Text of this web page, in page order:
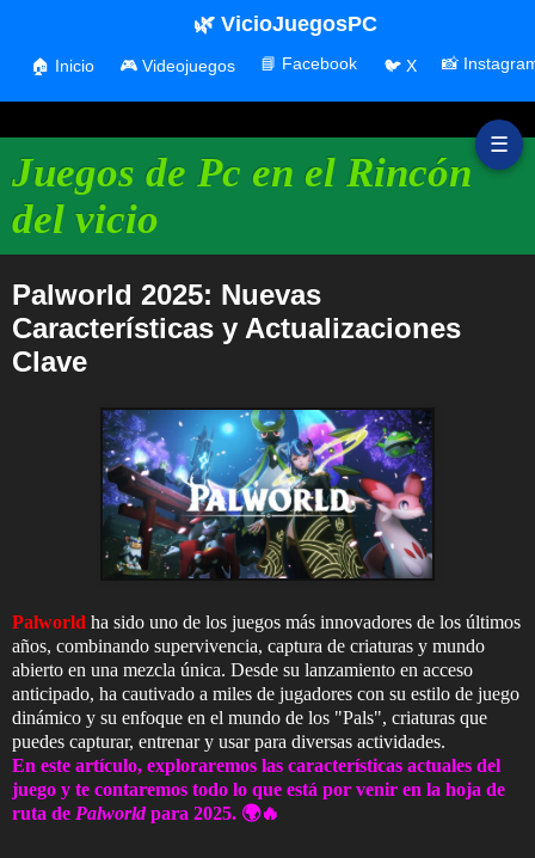
☰
Juegos de Pc en el Rincón
del vicio
🌿 VicioJuegosPC
🏠 Inicio 🎮 Videojuegos 📘 Facebook 🐦 X 📸
Palworld 2025: Nuevas
Características y Actualizaciones
Clave
Palworld ha sido uno de los juegos más innovadores de los últimos
años, combinando supervivencia, captura de criaturas y mundo
abierto en una mezcla única. Desde su lanzamiento en acceso
anticipado, ha cautivado a miles de jugadores con su estilo de juego
dinámico y su enfoque en el mundo de los "Pals", criaturas que
puedes capturar, entrenar y usar para diversas actividades.
En este artículo, exploraremos las características actuales del
juego y te contaremos todo lo que está por venir en la hoja de
ruta de Palworldpara 2025. 🌍🔥